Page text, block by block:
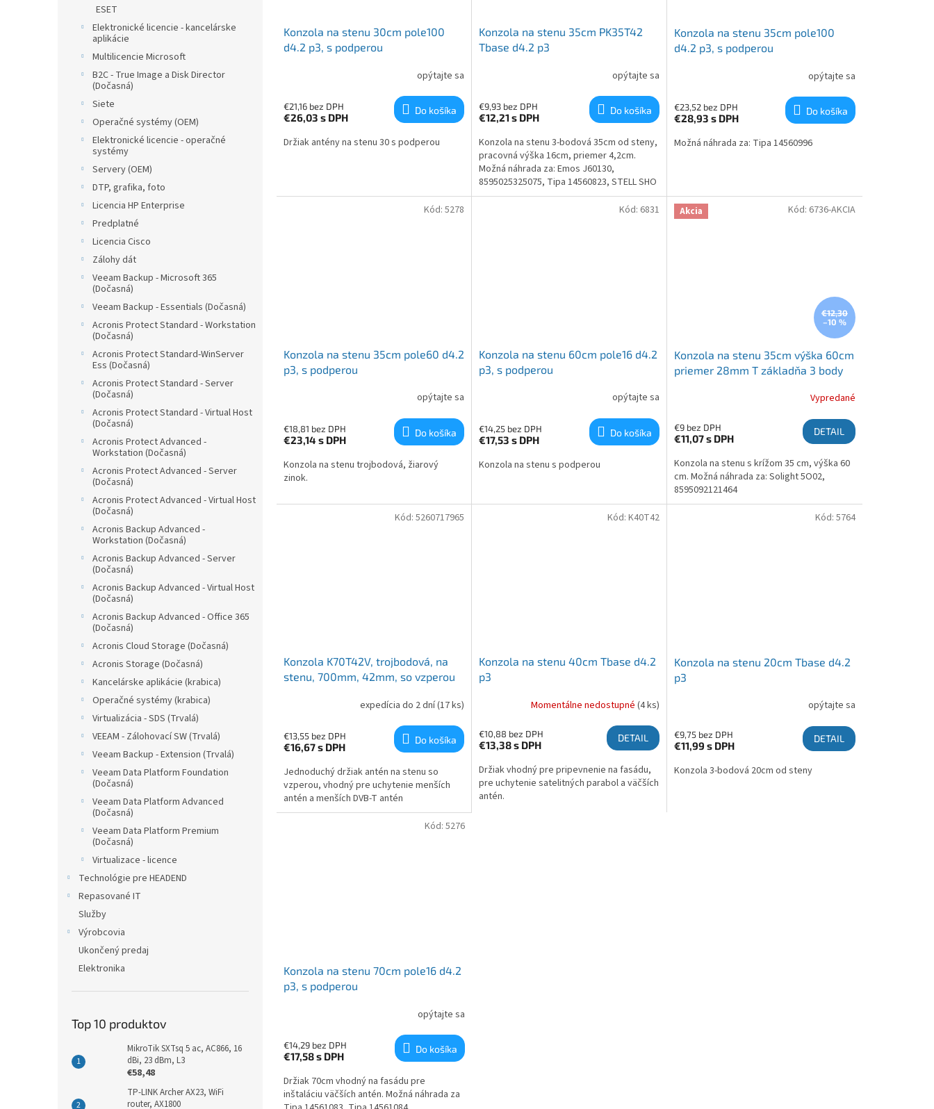
ESET
Elektronické licencie - kancelárske
aplikácie
Multilicencie Microsoft
B2C - True Image a Disk Director
(Dočasná)
Siete
Operačné systémy (OEM)
Elektronické licencie - operačné
systémy
Servery (OEM)
DTP, grafika, foto
Licencia HP Enterprise
Predplatné
Licencia Cisco
Zálohy dát
Veeam Backup - Microsoft 365
(Dočasná)
Veeam Backup - Essentials (Dočasná)
Acronis Protect Standard - Workstation
(Dočasná)
Acronis Protect Standard-WinServer
Ess (Dočasná)
Acronis Protect Standard - Server
(Dočasná)
Acronis Protect Standard - Virtual Host
(Dočasná)
Acronis Protect Advanced -
Workstation (Dočasná)
Acronis Protect Advanced - Server
(Dočasná)
Acronis Protect Advanced - Virtual Host
(Dočasná)
Acronis Backup Advanced -
Workstation (Dočasná)
Acronis Backup Advanced - Server
(Dočasná)
Acronis Backup Advanced - Virtual Host
(Dočasná)
Acronis Backup Advanced - Office 365
(Dočasná)
Acronis Cloud Storage (Dočasná)
Acronis Storage (Dočasná)
Kancelárske aplikácie (krabica)
Operačné systémy (krabica)
Virtualizácia - SDS (Trvalá)
VEEAM - Zálohovací SW (Trvalá)
Veeam Backup - Extension (Trvalá)
Veeam Data Platform Foundation
(Dočasná)
Veeam Data Platform Advanced
(Dočasná)
Veeam Data Platform Premium
(Dočasná)
Virtualizace - licence
Technológie pre HEADEND
Repasované IT
Služby
Výrobcovia
Ukončený predaj
Elektronika
Top 10 produktov
MikroTik SXTsq 5 ac, AC866, 16
dBi, 23 dBm, L3
€58,48
TP-LINK Archer AX23, WiFi
router, AX1800
Konzola na stenu 30cm pole100
d4.2 p3, s podperou
opýtajte sa
€21,16 bez DPH
€26,03 s DPH
Do košíka
Držiak antény na stenu 30 s podperou
Konzola na stenu 35cm PK35T42
Tbase d4.2 p3
opýtajte sa
€9,93 bez DPH
€12,21 s DPH
Do košíka
Konzola na stenu 3-bodová 35cm od steny,
pracovná výška 16cm, priemer 4,2cm.
Možná náhrada za: Emos J60130,
8595025325075, Tipa 14560823, STELL SHO
1121, K35T42, Solight 5007, 8595092121495
Konzola na stenu 35cm pole100
d4.2 p3, s podperou
opýtajte sa
€23,52 bez DPH
€28,93 s DPH
Do košíka
Možná náhrada za: Tipa 14560996
Konzola na stenu 35cm pole60 d4.2
p3, s podperou
opýtajte sa
€18,81 bez DPH
€23,14 s DPH
Do košíka
Konzola na stenu trojbodová, žiarový
zinok.
Kód: 5278
Konzola na stenu 60cm pole16 d4.2
p3, s podperou
opýtajte sa
€14,25 bez DPH
€17,53 s DPH
Do košíka
Konzola na stenu s podperou
Kód: 6831 Akcia
€12,30
–10 %
Konzola na stenu 35cm výška 60cm
priemer 28mm T základňa 3 body
Vypredané
€9 bez DPH
€11,07s DPH
DETAIL
Konzola na stenu s krížom 35 cm, výška 60
cm. Možná náhrada za: Solight 5O02,
8595092121464
Kód: 6736-AKCIA
Konzola K70T42V, trojbodová, na
stenu, 700mm, 42mm, so vzperou
Priemerné hodnotenie produktu je 5,0 z 5 hviezdičiek.
expedícia do 2 dní(17 ks)
€13,55 bez DPH
€16,67s DPH
Do košíka
Jednoduchý držiak antén na stenu so
vzperou, vhodný pre uchytenie menších
antén a menších DVB-T antén
Kód: 5260717965
Konzola na stenu 40cm Tbase d4.2
p3
Momentálne nedostupné (4 ks)
€10,88 bez DPH
€13,38s DPH
DETAIL
Držiak vhodný pre pripevnenie na fasádu,
pre uchytenie satelitných parabol a väčších
antén.
Kód: K40T42
Konzola na stenu 20cm Tbase d4.2
p3
opýtajte sa
€9,75 bez DPH
€11,99 s DPH
DETAIL
Konzola 3-bodová 20cm od steny
Kód: 5764
Konzola na stenu 70cm pole16 d4.2
p3, s podperou
opýtajte sa
€14,29 bez DPH
€17,58s DPH
Do košíka
Držiak 70cm vhodný na fasádu pre
inštaláciu väčších antén. Možná náhrada za
Kód: 5276